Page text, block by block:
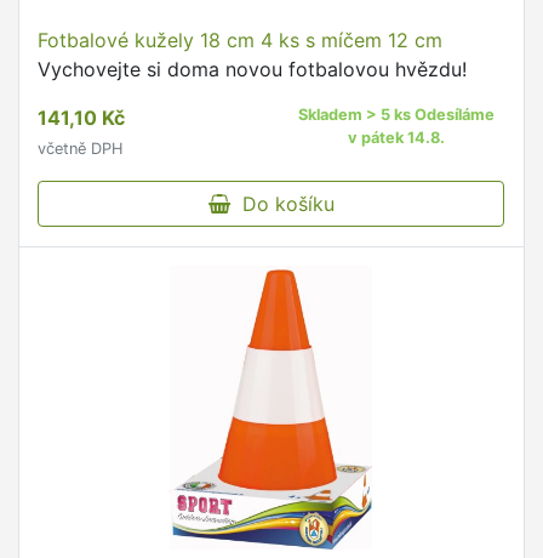
Fotbalové kužely 18 cm 4 ks s míčem 12 cm
Vychovejte si doma novou fotbalovou hvězdu!
141,10 Kč
včetně DPH
Skladem > 5 ks Odesíláme
v pátek 14.8.
Do košíku